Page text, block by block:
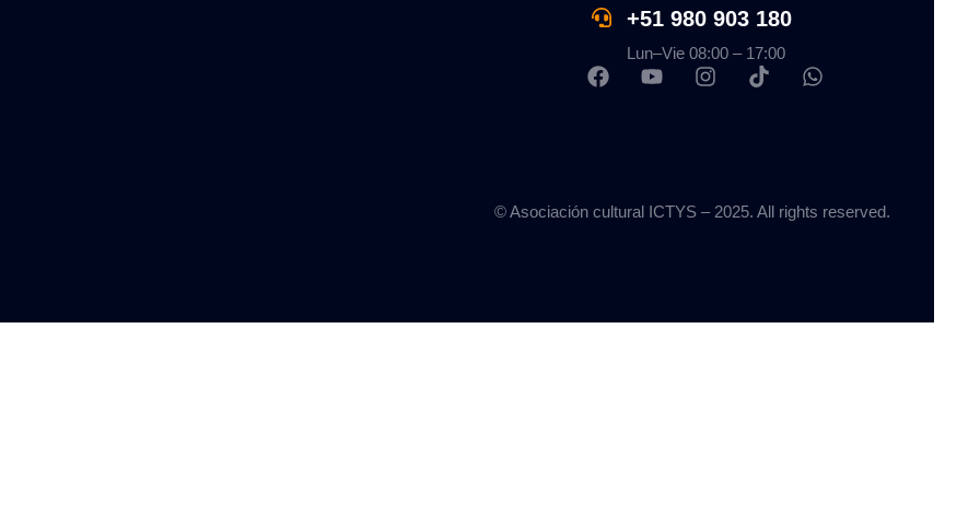
+51 980 903 180
Lun–Vie 08:00 – 17:00
© Asociación cultural ICTYS – 2025. All rights reserved.